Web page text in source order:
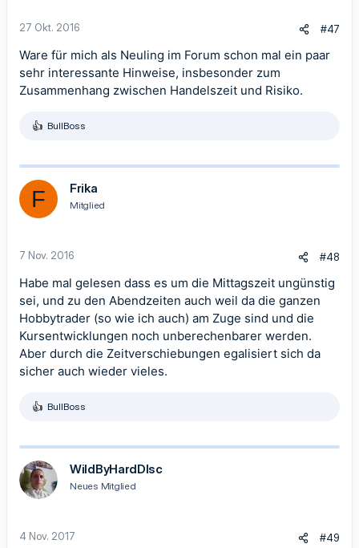
27 Okt. 2016 #47
Ware für mich als Neuling im Forum schon mal ein paar
sehr interessante Hinweise, insbesonder zum
Zusammenhang zwischen Handelszeit und Risiko.
R
k
t
o
n
:
BullBoss
F Frika
Mitglied
7 Nov. 2016 #48
Habe mal gelesen dass es um die Mittagszeit ungünstig
sei, und zu den Abendzeiten auch weil da die ganzen
Hobbytrader (so wie ich auch) am Zuge sind und die
Kursentwicklungen noch unberechenbarer werden.
Aber durch die Zeitverschiebungen egalisiert sich da
sicher auch wieder vieles.
R
k
t
i
o
n
:
BullBoss
WildByHardDIsc
Neues Mitglied
4 Nov. 2017 #49